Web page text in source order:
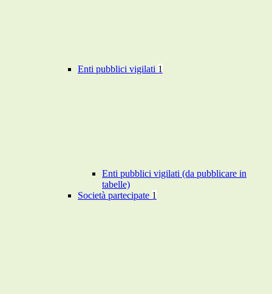
Enti pubblici vigilati 1
Enti pubblici vigilati (da pubblicare in
tabelle)
Società partecipate 1